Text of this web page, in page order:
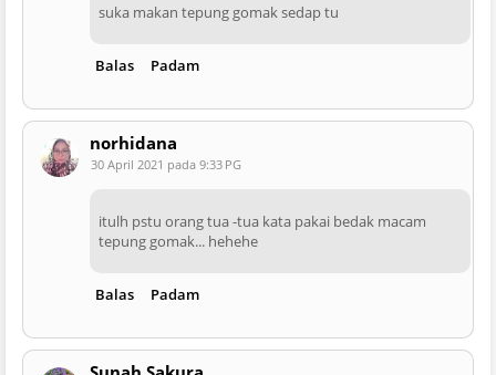
suka makan tepung gomak sedap tu
Balas Padam
norhidana
30 April 2021 pada 9:33 PG
itulh pstu orang tua -tua kata pakai bedak macam
tepung gomak... hehehe
Balas Padam